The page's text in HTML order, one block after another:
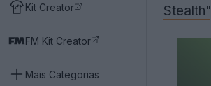
Kit Creator
FM Kit Creator
Mais Categorias
Stealth"